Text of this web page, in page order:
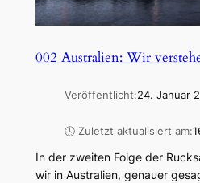
002 Australien: Wir
Veröffentlicht:24. Januar
🕓 Zuletzt aktualisiert am:
In der zweiten Folge der
wir in Australien, genauer